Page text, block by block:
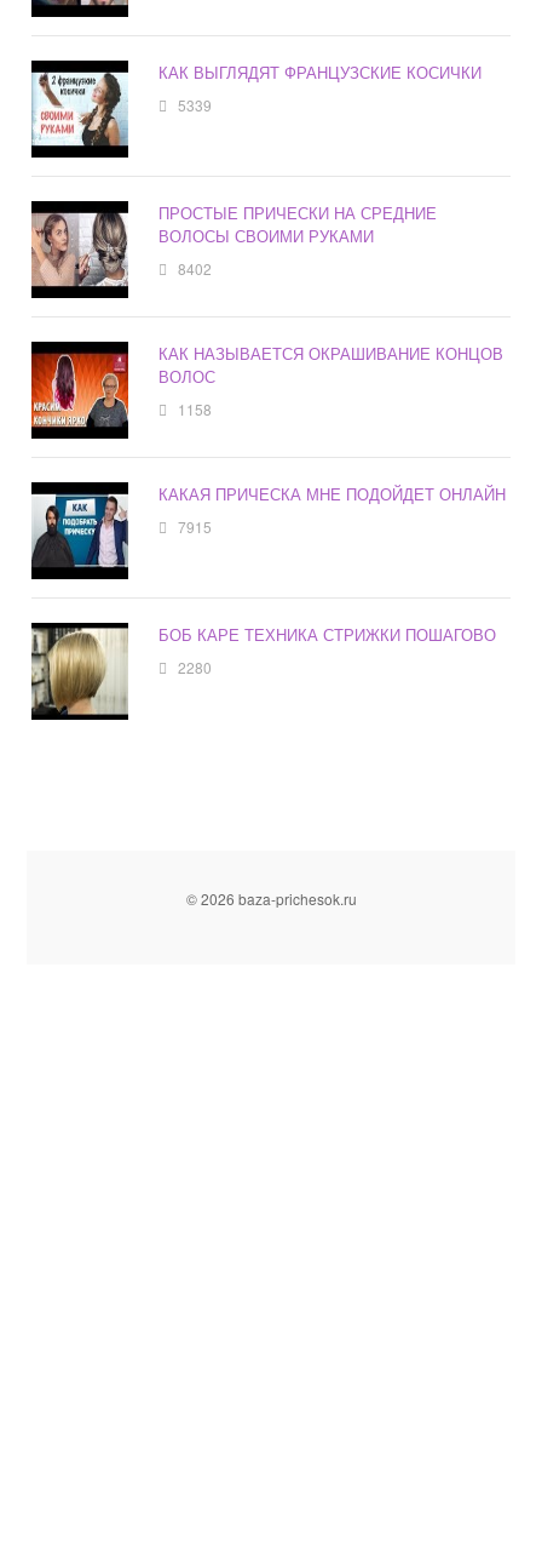
КАК ВЫГЛЯДЯТ ФРАНЦУЗСКИЕ КОСИЧКИ
5339
ПРОСТЫЕ ПРИЧЕСКИ НА СРЕДНИЕ
ВОЛОСЫ СВОИМИ РУКАМИ
8402
КАК НАЗЫВАЕТСЯ ОКРАШИВАНИЕ КОНЦОВ
ВОЛОС
1158
КАКАЯ ПРИЧЕСКА МНЕ ПОДОЙДЕТ ОНЛАЙН
7915
БОБ КАРЕ ТЕХНИКА СТРИЖКИ ПОШАГОВО
2280
© 2026 baza-prichesok.ru